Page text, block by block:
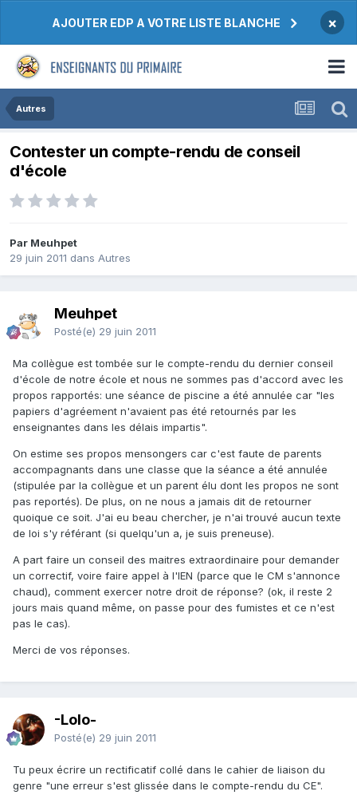
AJOUTER EDP A VOTRE LISTE BLANCHE ×
Autres
Contester un compte-rendu de conseil
d'école
Par Meuhpet
29 juin 2011 dans Autres
Meuhpet
Posté(e) 29 juin 2011
Ma collègue est tombée sur le compte-rendu du dernier conseil
d'école de notre école et nous ne sommes pas d'accord avec les
propos rapportés: une séance de piscine a été annulée car "les
papiers d'agréement n'avaient pas été retournés par les
enseignantes dans les délais impartis".
On estime ses propos mensongers car c'est faute de parents
accompagnants dans une classe que la séance a été annulée
(stipulée par la collègue et un parent élu dont les propos ne sont
pas reportés). De plus, on ne nous a jamais dit de retourner
quoique ce soit. J'ai eu beau chercher, je n'ai trouvé aucun texte
de loi s'y référant (si quelqu'un a, je suis preneuse).
A part faire un conseil des maitres extraordinaire pour demander
un correctif, voire faire appel à l'IEN (parce que le CM s'annonce
chaud), comment exercer notre droit de réponse? (ok, il reste 2
jours mais quand même, on passe pour des fumistes et ce n'est
pas le cas).
Merci de vos réponses.
-Lolo-
Posté(e) 29 juin 2011
Tu peux écrire un rectificatif collé dans le cahier de liaison du
genre "une erreur s'est glissée dans le compte-rendu du CE".